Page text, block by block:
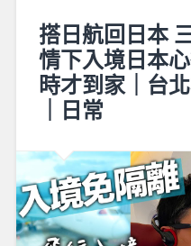
搭日航回日本
情下入境日本
時才到家｜台
｜日常